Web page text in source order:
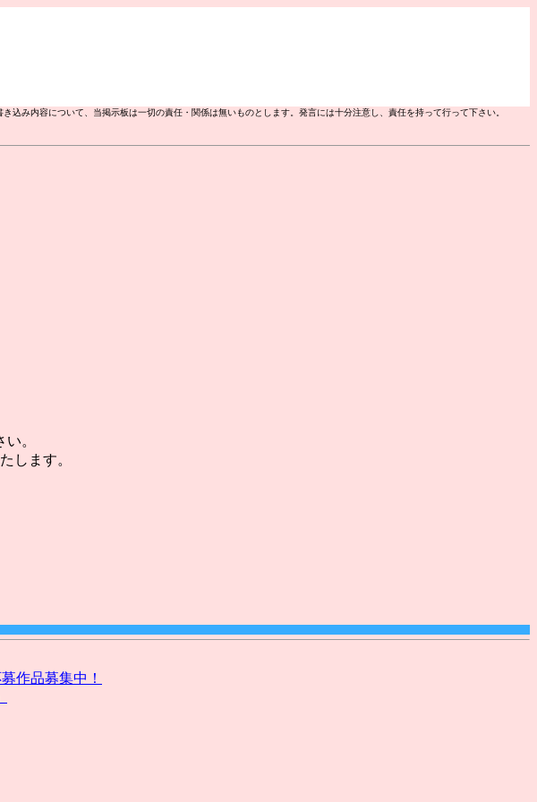
み内容について、当掲示板は一切の責任・関係は無いものとします。発言には十分注意し、責任を持って行って下さい。
。
します。
作品募集中！